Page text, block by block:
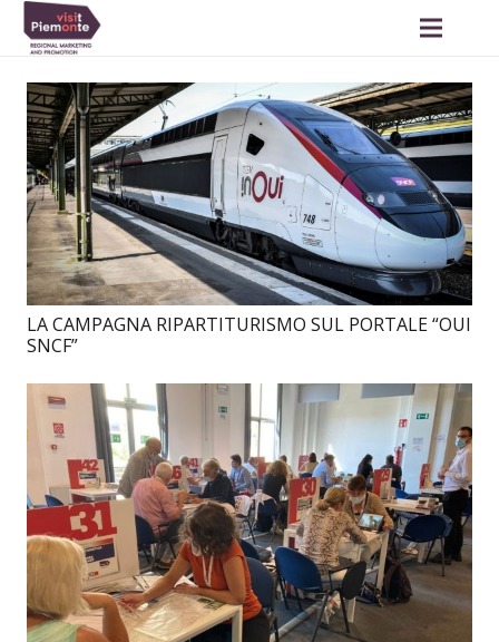
LA CAMPAGNA RIPARTITURISMO SUL PORTALE “OUI
SNCF”